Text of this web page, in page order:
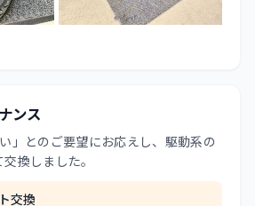
ンス
」とのご要望にお応えし、駆動系の
換しました。
交換